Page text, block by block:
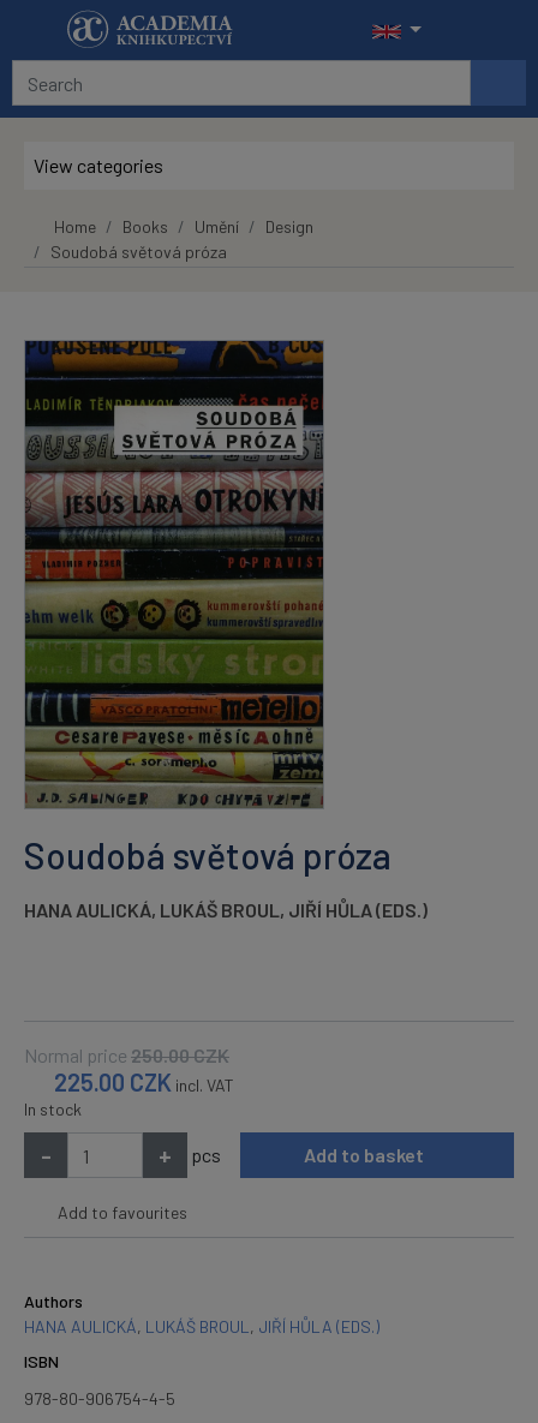
Skip to main content
View categories
Home Books Umění
Design
Soudobá světová próza
Soudobá světová próza
HANA AULICKÁ, LUKÁŠ BROUL, JIŘÍ HŮLA (EDS.)
Normal price 250.00CZK
225.00 CZK incl. VAT
In stock
- + pcs Add to basket
Add to favourites
Authors
HANA AULICKÁ, LUKÁŠ BROUL , JIŘÍ HŮLA (EDS.)
ISBN
978-80-906754-4-5